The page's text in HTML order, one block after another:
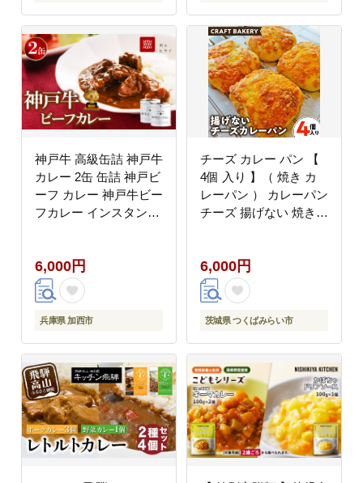
神戸牛 高級缶詰 神戸牛
カレー 2缶 缶詰 神戸ビ
ーフ カレー 神戸牛ビー
フカレー インスタント
6,000円
兵庫県 加西市
チーズ カレー パン 【
4個 入り 】（ 焼き カ
レーパン ） カレーパン
チーズ 揚げない 焼きカ
6,000円
茨城県 つくばみらい市